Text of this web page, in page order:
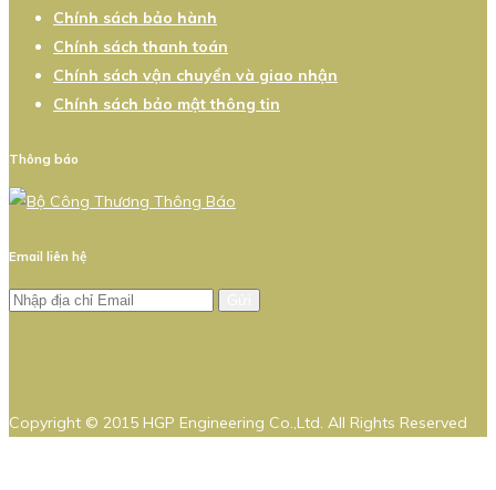
Chính sách bảo hành
Chính sách thanh toán
Chính sách vận chuyển và giao nhận
Chính sách bảo mật thông tin
Thông báo
Email liên hệ
Copyright © 2015 HGP Engineering Co.,Ltd. All Rights Reserved